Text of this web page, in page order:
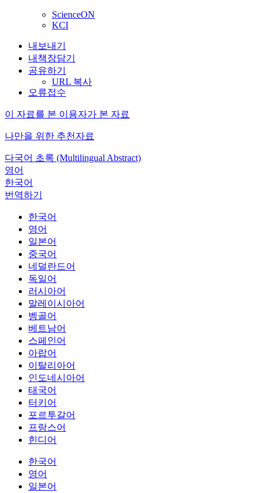
ScienceON
KCI
내보내기
내책장담기
공유하기
URL 복사
오류접수
이 자료를 본 이용자가 본 자료
나만을 위한 추천자료
다국어 초록 (Multilingual Abstract)
영어
한국어
번역하기
한국어
영어
일본어
중국어
네덜란드어
독일어
러시아어
말레이시아어
벵골어
베트남어
스페인어
아랍어
이탈리아어
인도네시아어
태국어
터키어
포르투갈어
프랑스어
힌디어
한국어
영어
일본어